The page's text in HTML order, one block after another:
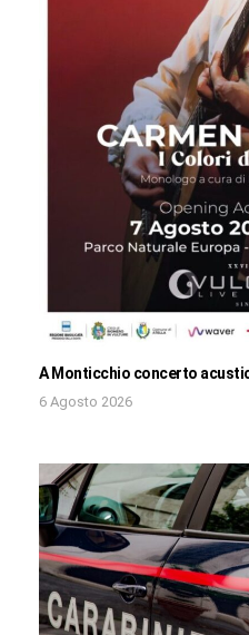
A Monticchio concerto
6 Agosto 2026